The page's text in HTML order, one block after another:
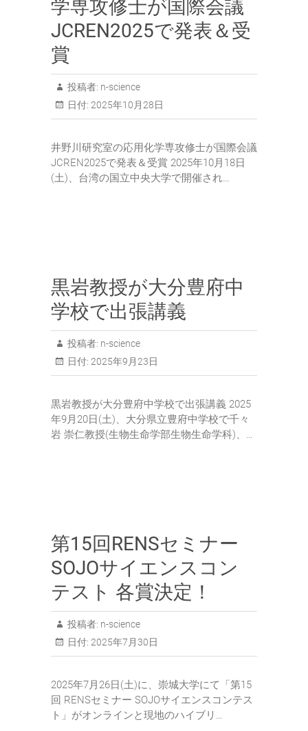
学専攻修士が国際会議
JCREN2025で発表＆受
賞
投稿者: n-science
日付: 2025年10月28日
井野川研究室の応用化学専攻修士が国際会議
JCREN2025で発表＆受賞 2025年10月18日
(土)、台湾の国立中央大学で開催され…
黒岩教授が大分豊府中
学校で出張講義
投稿者: n-science
日付: 2025年9月23日
黒岩教授が大分豊府中学校で出張講義 2025
年9月20日(土)、大分県立豊府中学校で千々
岩 崇仁教授(生物生命学部生物生命学科)、…
第15回RENSセミナー
SOJOサイエンスコン
テスト 各賞決定！
投稿者: n-science
日付: 2025年7月30日
2025年7月26日(土)に、崇城大学にて「第15
回 RENSセミナー SOJOサイエンスコンテス
ト」がオンラインと現地のハイブリ…